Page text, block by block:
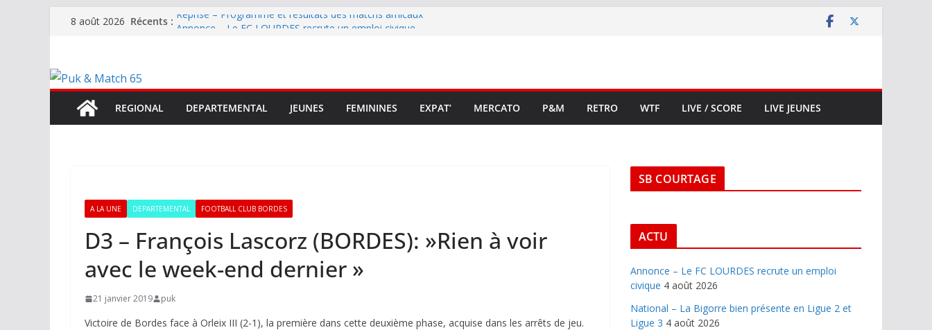
Passer8 août 2026 Récents : Reprise – Programme et résultats des matchs amicaux
terrain d’expression au HOFC
REGIONAL
DEPARTEMENTAL JEUNES FEMININES EXPAT’ MERCATO P&M RETRO WTF LIVE / SCORE LIVE JEUNES
A LA UNE DEPARTEMENTAL FOOTBALL CLUB BORDES
D3 – François Lascorz (BORDES): »Rien à voir
avec le week-end dernier »
21 janvier 2019 puk
Victoire de Bordes face à Orleix III (2-1), la première dans cette deuxième phase, acquise dans les arrêts de jeu.
SB COURTAGE
ACTU
Annonce – Le FC LOURDES recrute un emploi
civique 4 août 2026
National – La Bigorre bien présente en Ligue 2 et
Ligue 3 4 août 2026